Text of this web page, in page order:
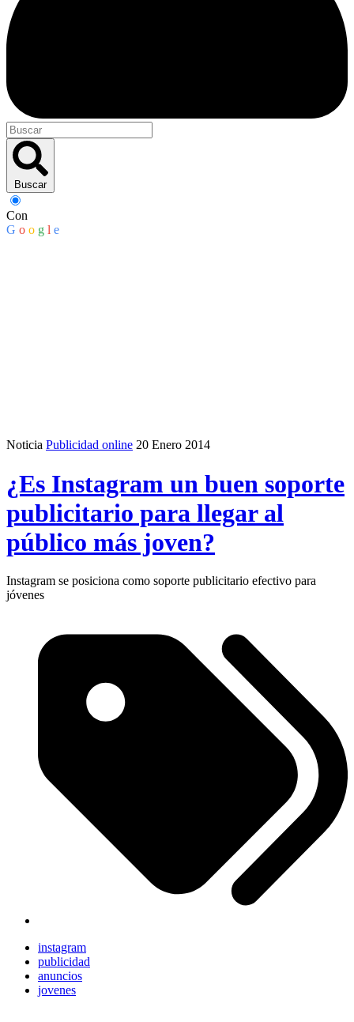
Buscar
Con
G o o g l e
Noticia Publicidad online 20 Enero 2014
¿Es Instagram un buen soporte
publicitario para llegar al
público más joven?
Instagram se posiciona como soporte publicitario efectivo para
jóvenes
instagram
publicidad
anuncios
jovenes